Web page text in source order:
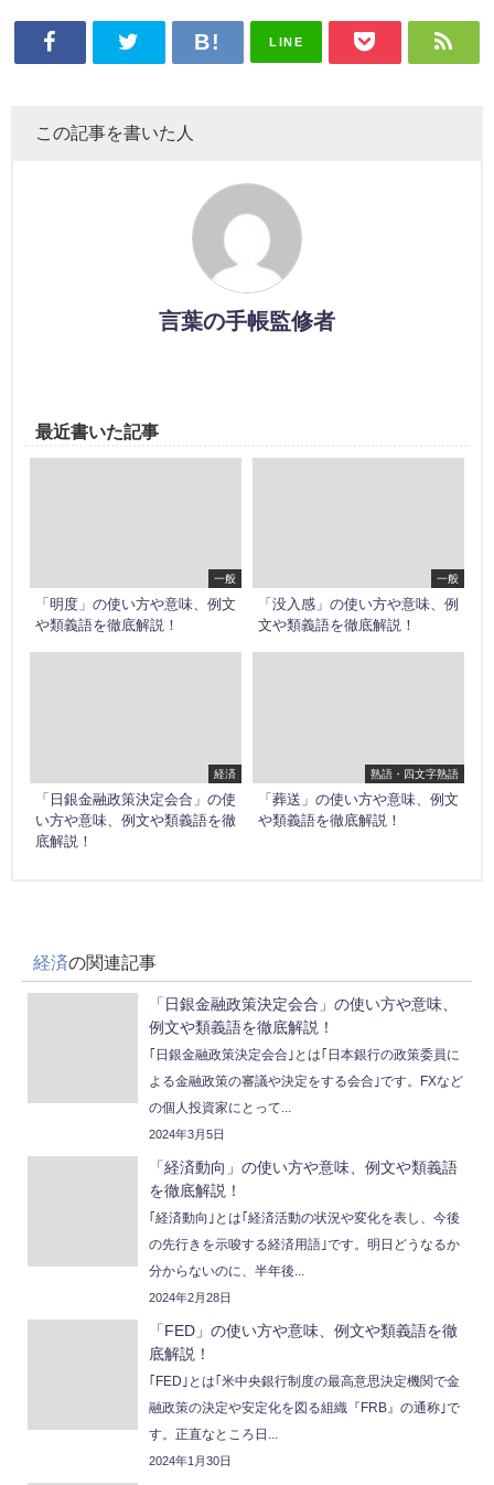
LINE
この記事を書いた人
言葉の手帳監修者
最近書いた記事
一般
「明度」の使い方や意味、例文
や類義語を徹底解説！
一般
「没入感」の使い方や意味、例
文や類義語を徹底解説！
経済
「日銀金融政策決定会合」の使
い方や意味、例文や類義語を徹
底解説！
熟語・四文字熟語
「葬送」の使い方や意味、例文
や類義語を徹底解説！
経済の関連記事
「日銀金融政策決定会合」の使い方や意味、
例文や類義語を徹底解説！
｢日銀金融政策決定会合｣とは｢日本銀行の政策委員に
よる金融政策の審議や決定をする会合｣です。FXなど
の個人投資家にとって...
2024年3月5日
「経済動向」の使い方や意味、例文や類義語
を徹底解説！
｢経済動向｣とは｢経済活動の状況や変化を表し、今後
の先行きを示唆する経済用語｣です。明日どうなるか
分からないのに、半年後...
2024年2月28日
「FED」の使い方や意味、例文や類義語を徹
底解説！
｢FED｣とは｢米中央銀行制度の最高意思決定機関で金
融政策の決定や安定化を図る組織『FRB』の通称｣で
す。正直なところ日...
2024年1月30日